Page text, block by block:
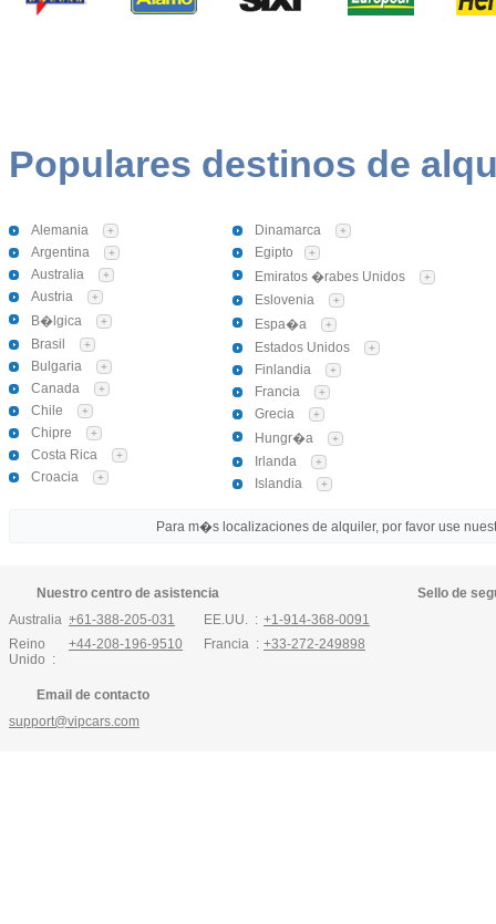
Populares destinos de
Alemania +
Argentina +
Australia +
Austria +
B�lgica +
Brasil +
Bulgaria +
Canada +
Chile +
Chipre +
Costa Rica +
Croacia +
Dinamarca +
Egipto +
Emiratos �rabes Unidos +
Eslovenia +
Espa�a +
Estados Unidos +
Finlandia +
Francia +
Grecia +
Hungr�a +
Irlanda +
Islandia +
Para m�s localizaciones de alquiler, por favor use
Nuestro centro de asistencia
Australia :+61-388-205-031
Reino
Unido :
+44-208-196-9510
EE.UU. : +1-914-368-0091
Francia : +33-272-249898
Email de contacto
support@vipcars.com
Sello de